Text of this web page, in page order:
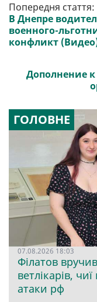
Попередня стаття:
В Днепре
военного-
конфликт
Дополнение
ГОЛОВНЕ
07.08.2026 18:03
Філатов
ветлікарів,
атаки рф